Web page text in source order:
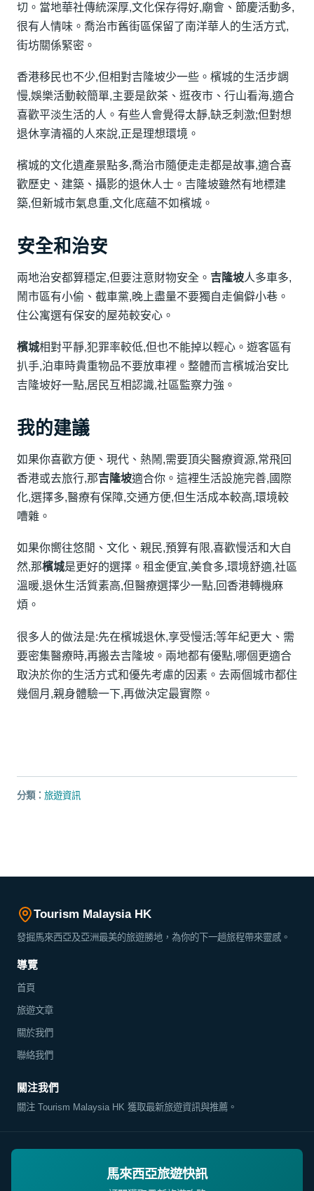
切。當地華社傳統深厚,文化保存得好,廟會、節慶活動多,
很有人情味。喬治市舊街區保留了南洋華人的生活方式,
街坊關係緊密。
香港移民也不少,但相對吉隆坡少一些。檳城的生活步調
慢,娛樂活動較簡單,主要是飲茶、逛夜市、行山看海,適合
喜歡平淡生活的人。有些人會覺得太靜,缺乏刺激;但對想
退休享清福的人來說,正是理想環境。
檳城的文化遺產景點多,喬治市隨便走走都是故事,適合喜
歡歷史、建築、攝影的退休人士。吉隆坡雖然有地標建
築,但新城市氣息重,文化底蘊不如檳城。
安全和治安
兩地治安都算穩定,但要注意財物安全。 吉隆坡人多車多,
鬧市區有小偷、截車黨,晚上盡量不要獨自走偏僻小巷。
住公寓選有保安的屋苑較安心。
檳城相對平靜,犯罪率較低,但也不能掉以輕心。遊客區有
扒手,泊車時貴重物品不要放車裡。整體而言檳城治安比
吉隆坡好一點,居民互相認識,社區監察力強。
我的建議
如果你喜歡方便、現代、熱鬧,需要頂尖醫療資源,常飛回
香港或去旅行,那吉隆坡適合你。這裡生活設施完善,國際
化,選擇多,醫療有保障,交通方便,但生活成本較高,環境較
嘈雜。
如果你嚮往悠閒、文化、親民,預算有限,喜歡慢活和大自
然,那檳城是更好的選擇。租金便宜,美食多,環境舒適,社區
溫暖,退休生活質素高,但醫療選擇少一點,回香港轉機麻
煩。
很多人的做法是:先在檳城退休,享受慢活;等年紀更大、需
要密集醫療時,再搬去吉隆坡。兩地都有優點,哪個更適合
取決於你的生活方式和優先考慮的因素。去兩個城市都住
幾個月,親身體驗一下,再做決定最實際。
分類： 旅遊資訊
Tourism Malaysia HK
發掘馬來西亞及亞洲最美的旅遊勝地，為你的下一趟旅程帶來靈感。
導覽
首頁
旅遊文章
關於我們
聯絡我們
關注我們
關注 Tourism Malaysia HK 獲取最新旅遊資訊與推薦。
馬來西亞旅遊快訊